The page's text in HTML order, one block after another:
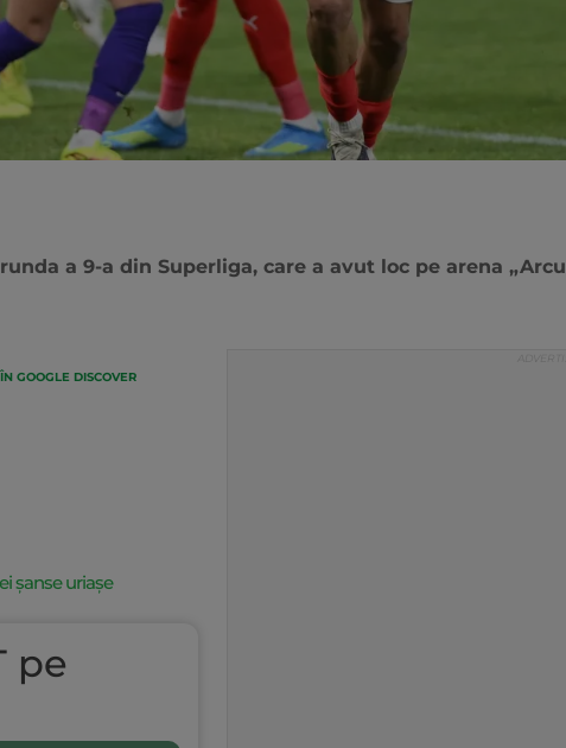
a 9-a din Superliga, care a avut loc pe arena „Arcul
GOOGLE DISCOVER
șanse uriașe
pe